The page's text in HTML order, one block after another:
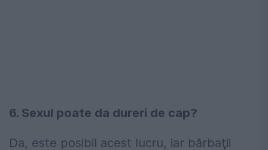
6. Sexul poate da dureri de cap?
Da, este posibil acest lucru, iar bărbaţii